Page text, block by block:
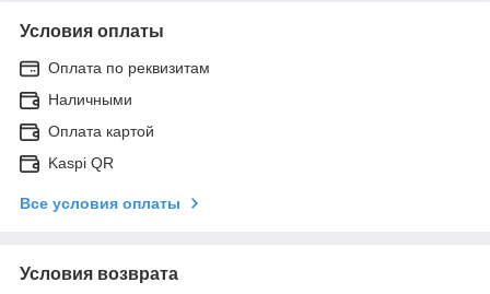
Условия оплаты
Оплата по реквизитам
Наличными
Оплата картой
Kaspi QR
Все условия оплаты
Условия возврата